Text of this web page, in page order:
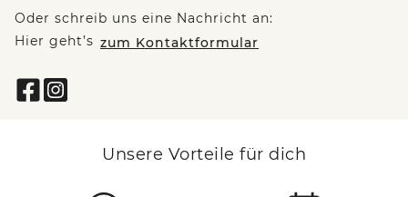
Oder schreib uns eine Nachricht an:
Hier geht’s zum Kontaktformular
Unsere Vorteile für dich